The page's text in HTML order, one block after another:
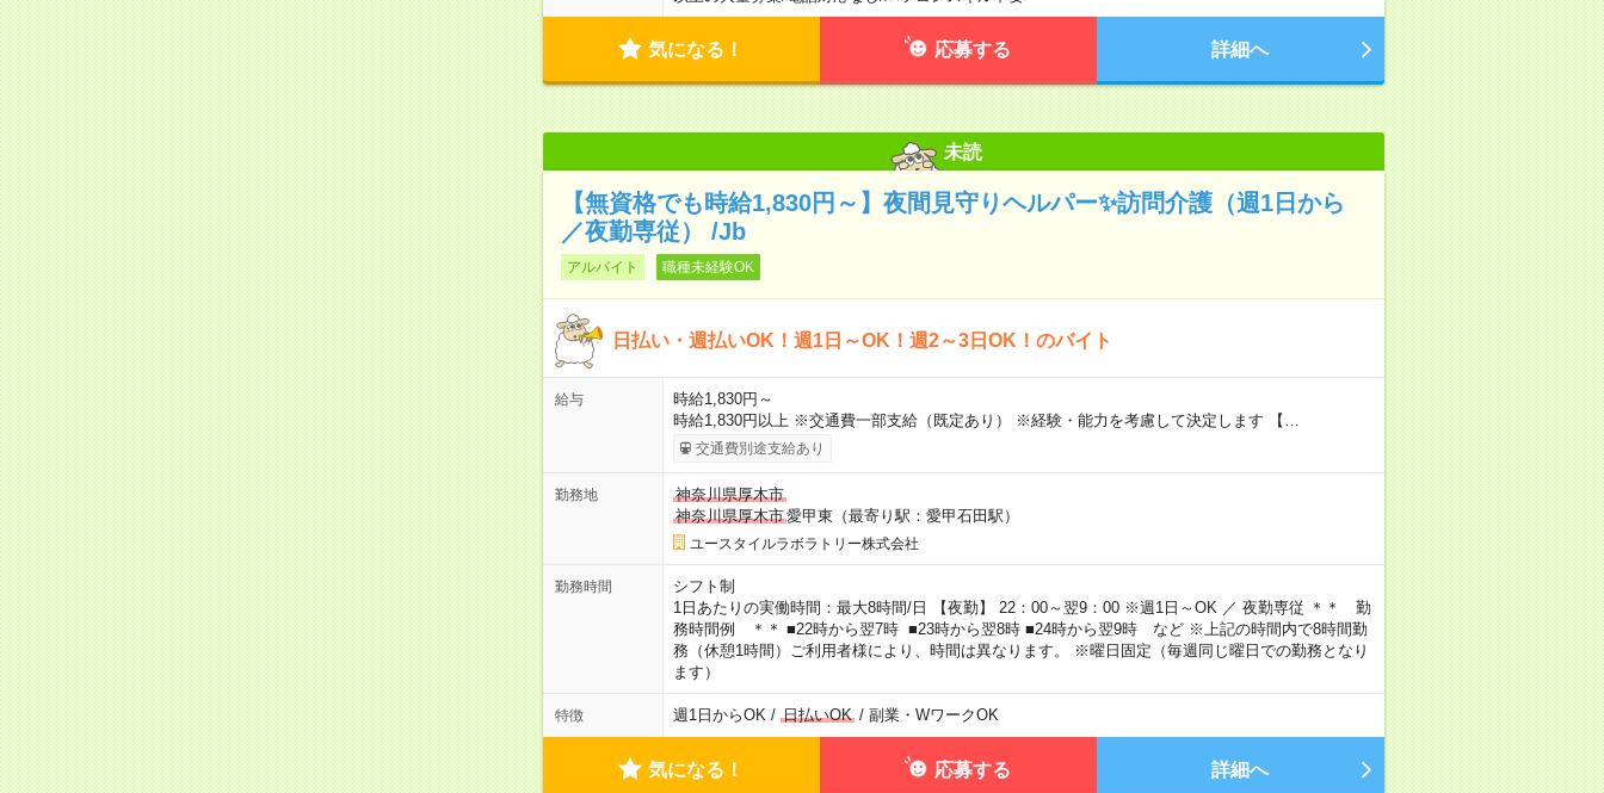
気になる！ 応募する 詳細へ
未読
【無資格でも時給1,830円～】夜間見守りヘルパー✨訪問介護（週1日から
／夜勤専従） /Jb
アルバイト 職種未経験OK
日払い・週払いOK！週1日～OK！週2～3日OK！のバイト
給与
時給1,830円～
時給1,830円以上 ※交通費一部支給（既定あり） ※経験・能力を考慮して決定します 【…
交通費別途支給あり
勤務地
神奈川県厚木市
神奈川県厚木市愛甲東（最寄り駅：愛甲石田駅）
ユースタイルラボラトリー株式会社
勤務時間
シフト制
1日あたりの実働時間：最大8時間/日 【夜勤】 22：00～翌9：00 ※週1日～OK ／ 夜勤専従 ＊＊ 勤
務時間例 ＊＊ ■22時から翌7時 ■23時から翌8時 ■24時から翌9時 など ※上記の時間内で8時間勤
務（休憩1時間）ご利用者様により、時間は異なります。 ※曜日固定（毎週同じ曜日での勤務となり
ます）
特徴 週1日からOK / 日払いOK/ 副業・WワークOK
気になる！ 応募する 詳細へ